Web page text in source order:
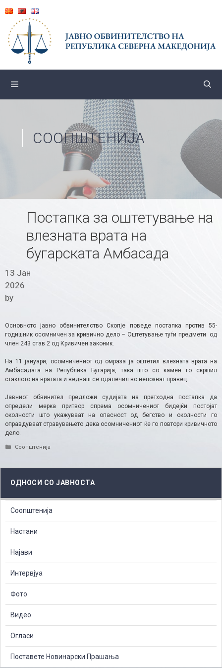
content
СООПШТЕНИЈА
Постапка за оштетување на
влезната врата на
бугарската Амбасада
13 Јан
2026
by
Основното јавно обвинителство Скопје поведе постапка против 55-
годишник осомничен за кривично дело – Оштетување туѓи предмети од
член 243 став 2 од Кривичен законик.
На 11 јануари, осомничениот од омраза ја оштетил влезната врата на
Амбасадата на Република Бугарија, така што со камен го скршил
стаклото на вратата и веднаш се одалечил во непознат правец.
Јавниот обвинител предложи судијата на претходна постапка да
определи мерка притвор спрема осомничениот бидејќи постојат
околности што укажуваат на опасност од бегство и околности го
оправдуваат стравувањето дека осомничениот ќе го повтори кривичното
дело.
Categories
Соопштенија
ОДНОСИ СО ЈАВНОСТА
Соопштенија
Настани
Најави
Интервјуа
Фото
Видео
Огласи
Поставете Новинарски Прашања